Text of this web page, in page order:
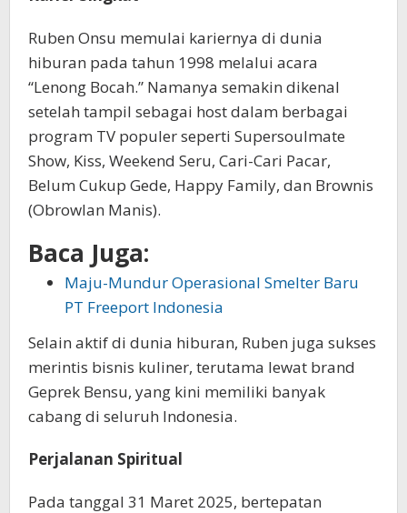
Ruben Onsu memulai kariernya di dunia
hiburan pada tahun 1998 melalui acara
“Lenong Bocah.” Namanya semakin dikenal
setelah tampil sebagai host dalam berbagai
program TV populer seperti Supersoulmate
Show, Kiss, Weekend Seru, Cari-Cari Pacar,
Belum Cukup Gede, Happy Family, dan Brownis
(Obrowlan Manis).
Baca Juga:
Maju-Mundur Operasional Smelter Baru
PT Freeport Indonesia
Selain aktif di dunia hiburan, Ruben juga sukses
merintis bisnis kuliner, terutama lewat brand
Geprek Bensu, yang kini memiliki banyak
cabang di seluruh Indonesia.
Perjalanan Spiritual
Pada tanggal 31 Maret 2025, bertepatan